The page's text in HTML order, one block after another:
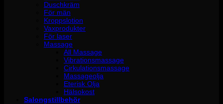
Duschkräm
För män
Kroppslotion
Vaxprodukter
För laser
Massage
All Massage
Vibrationsmassage
Cirkulationsmassage
Massageolja
Eterisk Olja
Hälsokost
Salongstillbehör